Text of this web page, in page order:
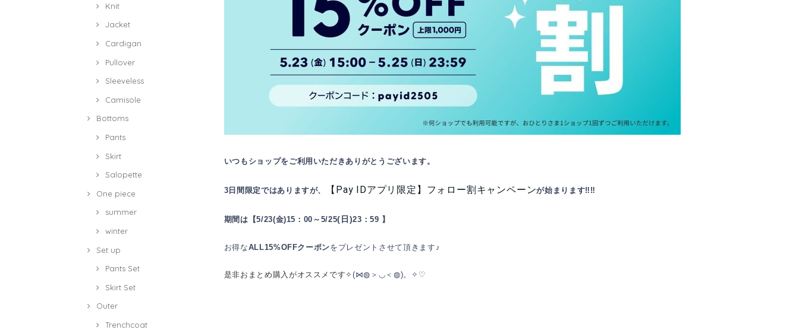
Knit
Jacket
Cardigan
Pullover
Sleeveless
Camisole
Bottoms
Pants
Skirt
Salopette
One piece
summer
winter
Set up
Pants Set
Skirt Set
Outer
Trenchcoat
いつもショップをご利用いただきありがとうございます。
3日間限定ではありますが、 【Pay IDアプリ限定】フォロー割キャンペーンが始まります‼‼
期間は【5/23(金)15：00～5/25(日)23：59 】
お得なALL15%OFFクーポンをプレゼントさせて頂きます♪
是非おまとめ購入がオススメです✧(⋈◍＞◡＜◍)。✧♡